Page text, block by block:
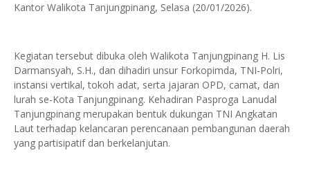
Kantor Walikota Tanjungpinang, Selasa (20/01/2026).
Kegiatan tersebut dibuka oleh Walikota Tanjungpinang H. Lis
Darmansyah, S.H., dan dihadiri unsur Forkopimda, TNI-Polri,
instansi vertikal, tokoh adat, serta jajaran OPD, camat, dan
lurah se-Kota Tanjungpinang. Kehadiran Pasproga Lanudal
Tanjungpinang merupakan bentuk dukungan TNI Angkatan
Laut terhadap kelancaran perencanaan pembangunan daerah
yang partisipatif dan berkelanjutan.